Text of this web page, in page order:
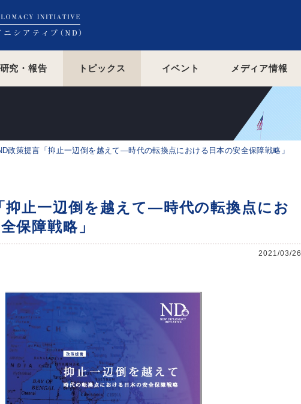
研究・報告 トピックス イベント メディア情報
政策提言「抑止一辺倒を越えて―時代の転換点における日本の安全保障戦略」
抑止一辺倒を越えて―時代の転換点にお
保障戦略」
2021/03/26